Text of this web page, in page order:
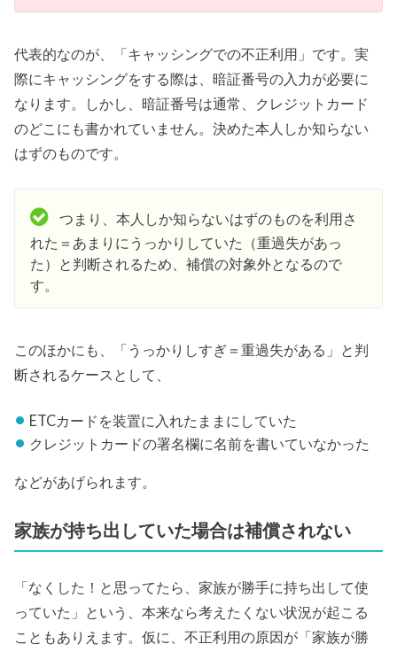
代表的なのが、「キャッシングでの不正利用」です。実
際にキャッシングをする際は、暗証番号の入力が必要に
なります。しかし、暗証番号は通常、クレジットカード
のどこにも書かれていません。決めた本人しか知らない
はずのものです。
つまり、本人しか知らないはずのものを利用さ
れた＝あまりにうっかりしていた（重過失があっ
た）と判断されるため、補償の対象外となるので
す。
このほかにも、「うっかりしすぎ＝重過失がある」と判
断されるケースとして、
ETCカードを装置に入れたままにしていた
クレジットカードの署名欄に名前を書いていなかった
などがあげられます。
家族が持ち出していた場合は補償されない
「なくした！と思ってたら、家族が勝手に持ち出して使
っていた」という、本来なら考えたくない状況が起こる
こともありえます。仮に、不正利用の原因が「家族が勝